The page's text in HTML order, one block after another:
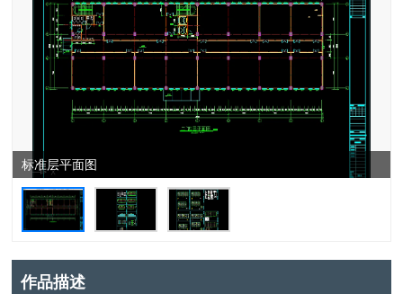
标准层平面图
作品描述